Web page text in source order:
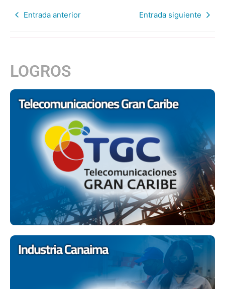
Entrada anterior Entrada siguiente
LOGROS